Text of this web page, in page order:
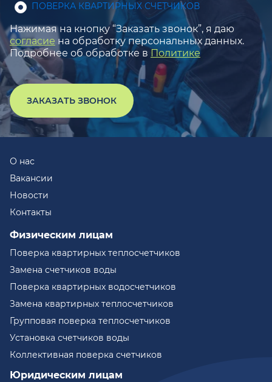
ПОВЕРКА КВАРТИРНЫХ СЧЕТЧИКОВ
Нажимая на кнопку “Заказать звонок”, я даю
согласие на обработку персональных данных.
Подробнее об обработке в Политике
ЗАКАЗАТЬ ЗВОНОК
О нас
Вакансии
Новости
Контакты
Физическим лицам
Поверка квартирных теплосчетчиков
Замена счетчиков воды
Поверка квартирных водосчетчиков
Замена квартирных теплосчетчиков
Групповая поверка теплосчетчиков
Установка счетчиков воды
Коллективная поверка счетчиков
Юридическим лицам